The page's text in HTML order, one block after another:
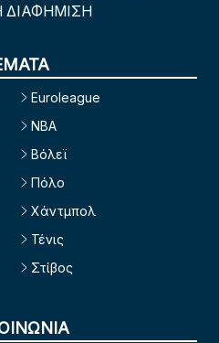
ΔΙΑΦΗΜΙΣΗ
Euroleague
NBA
Βόλεϊ
Πόλο
Χάντμπολ
Τένις
Στίβος